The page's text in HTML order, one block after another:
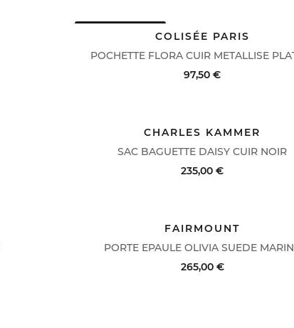
ACHAT RAPIDE VOIR LE DÉTAIL
POCHETTE FLORA CUIR METALLISE
COLISÉE PARIS
97,50 €
ACHAT RAPIDE VOIR LE DÉTAIL
SAC BAGUETTE DAISY CUIR NOIR
CHARLES KAMMER
235,00 €
ACHAT RAPIDE VOIR LE DÉTAIL
PORTE EPAULE OLIVIA SUEDE
FAIRMOUNT
265,00 €